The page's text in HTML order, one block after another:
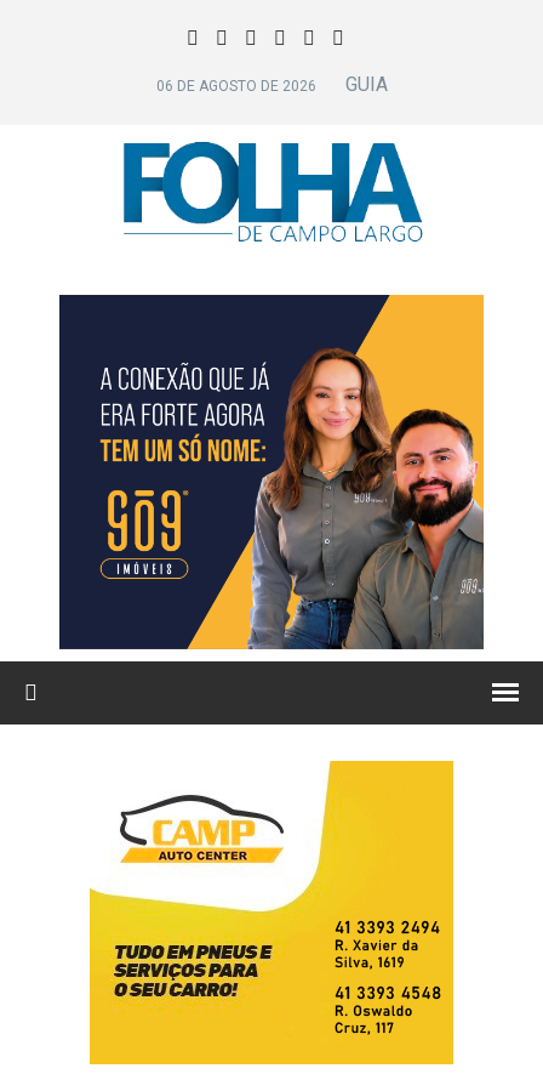
06 DE AGOSTO DE 2026 GUIA